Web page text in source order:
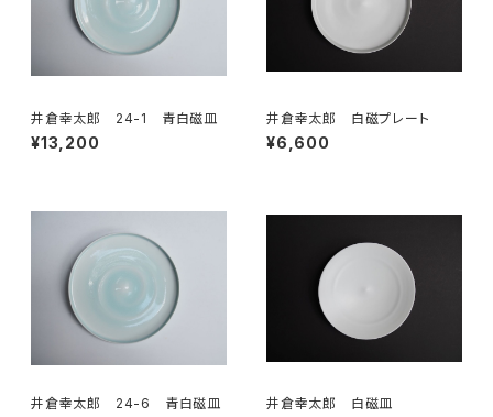
井倉幸太郎 24-1 青白磁皿
¥13,200
井倉幸太郎 白磁プレート
¥6,600
井倉幸太郎 24-6 青白磁皿 井倉幸太郎 白磁皿